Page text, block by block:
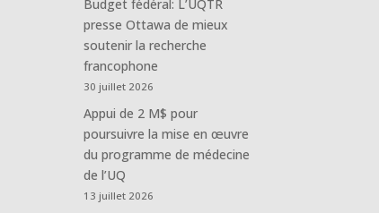
Budget fédéral: L’UQTR
presse Ottawa de mieux
soutenir la recherche
francophone
30 juillet 2026
Appui de 2 M$ pour
poursuivre la mise en œuvre
du programme de médecine
de l’UQ
13 juillet 2026